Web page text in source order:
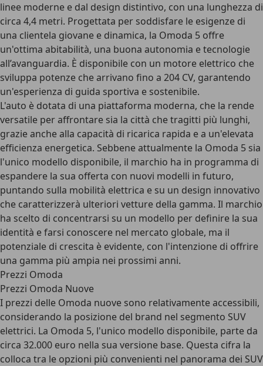
linee moderne e dal design distintivo, con una lunghezza di
circa 4,4 metri. Progettata per soddisfare le esigenze di
una clientela giovane e dinamica, la Omoda 5 offre
un'ottima abitabilità, una buona autonomia e tecnologie
all’avanguardia. È disponibile con un motore elettrico che
sviluppa potenze che arrivano fino a 204 CV, garantendo
un'esperienza di guida sportiva e sostenibile.
L'auto è dotata di una piattaforma moderna, che la rende
versatile per affrontare sia la città che tragitti più lunghi,
grazie anche alla capacità di ricarica rapida e a un'elevata
efficienza energetica. Sebbene attualmente la Omoda 5 sia
l'unico modello disponibile, il marchio ha in programma di
espandere la sua offerta con nuovi modelli in futuro,
puntando sulla mobilità elettrica e su un design innovativo
che caratterizzerà ulteriori vetture della gamma. Il marchio
ha scelto di concentrarsi su un modello per definire la sua
identità e farsi conoscere nel mercato globale, ma il
potenziale di crescita è evidente, con l'intenzione di offrire
una gamma più ampia nei prossimi anni.
Prezzi Omoda
Prezzi Omoda Nuove
I prezzi delle Omoda nuove sono relativamente accessibili,
considerando la posizione del brand nel segmento SUV
elettrici. La Omoda 5, l'unico modello disponibile, parte da
circa 32.000 euro nella sua versione base. Questa cifra la
colloca tra le opzioni più convenienti nel panorama dei SUV